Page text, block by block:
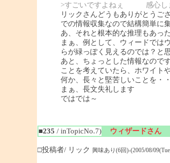
>すごいですよねぇ 感心し
リックさんどうもありがとうご
での情報収集なので結構簡単に
あ、それと根本的な推理もあっ
まぁ、例として、ウィードでは
らが緑っぽく見えるのでは？と
あと、ちょっとした情報なので
ことを考えていたら、ホワイト
何か、長々と堅苦しいことを・・
まぁ、長文失礼します
ではでは～
■235 / inTopicNo.7)
ウィザードさん
□投稿者/ リック 興味あり(6回)-(2005/08/